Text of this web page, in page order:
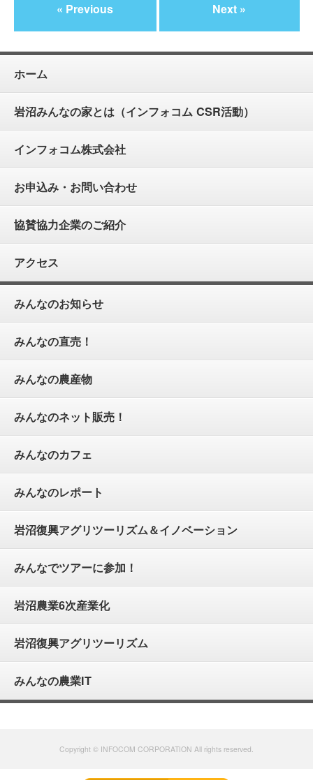
« Previous Next »
ホーム
岩沼みんなの家とは（インフォコム CSR活動）
インフォコム株式会社
お申込み・お問い合わせ
協賛協力企業のご紹介
アクセス
みんなのお知らせ
みんなの直売！
みんなの農産物
みんなのネット販売！
みんなのカフェ
みんなのレポート
岩沼復興アグリツーリズム＆イノベーション
みんなでツアーに参加！
岩沼農業6次産業化
岩沼復興アグリツーリズム
みんなの農業IT
Copyright © INFOCOM CORPORATION All rights reserved.